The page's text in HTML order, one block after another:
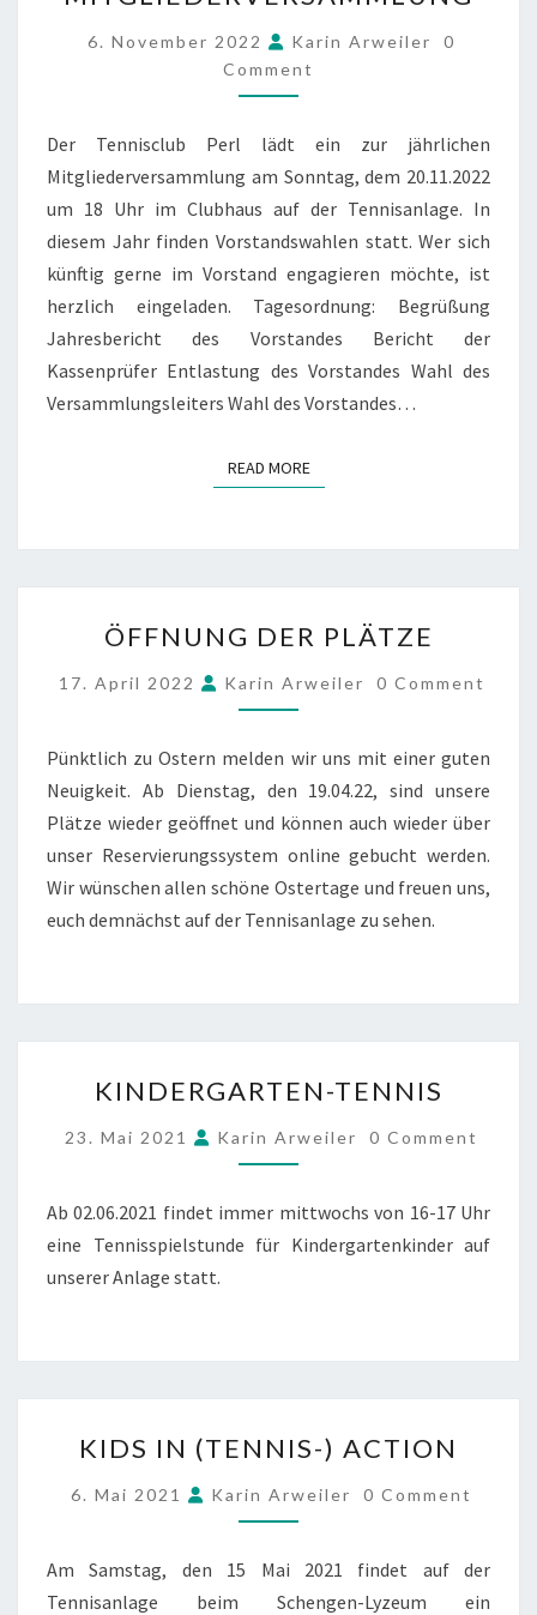
6. November 2022 Karin Arweiler
0
Comment
Der Tennisclub Perl lädt ein zur jährlichen
Mitgliederversammlung am Sonntag, dem 20.11.2022
um 18 Uhr im Clubhaus auf der Tennisanlage. In
diesem Jahr finden Vorstandswahlen statt. Wer sich
künftig gerne im Vorstand engagieren möchte, ist
herzlich eingeladen. Tagesordnung: Begrüßung
Jahresbericht des Vorstandes Bericht der
Kassenprüfer Entlastung des Vorstandes Wahl des
Versammlungsleiters Wahl des Vorstandes…
READ MOREREAD MORE
DER
PLÄTZE
ÖFFNUNG DER PLÄTZE
17. April 2022 Karin Arweiler COMMENTS
0 Comment
Pünktlich zu Ostern melden wir uns mit einer guten
Neuigkeit. Ab Dienstag, den 19.04.22, sind unsere
Plätze wieder geöffnet und können auch wieder über
unser Reservierungssystem online gebucht werden.
Wir wünschen allen schöne Ostertage und freuen uns,
euch demnächst auf der Tennisanlage zu sehen.
TENNIS
KINDERGARTEN-TENNIS
23. Mai 2021 Karin Arweiler COMMENTS
0 Comment
Ab 02.06.2021 findet immer mittwochs von 16-17 Uhr
eine Tennisspielstunde für Kindergartenkinder auf
unserer Anlage statt.
IN
(TENNIS-)
ACTION
KIDS IN (TENNIS-) ACTION
6. Mai 2021 Karin Arweiler COMMENTS
0 Comment
Am Samstag, den 15 Mai 2021 findet auf der
Tennisanlage beim Schengen-Lyzeum ein